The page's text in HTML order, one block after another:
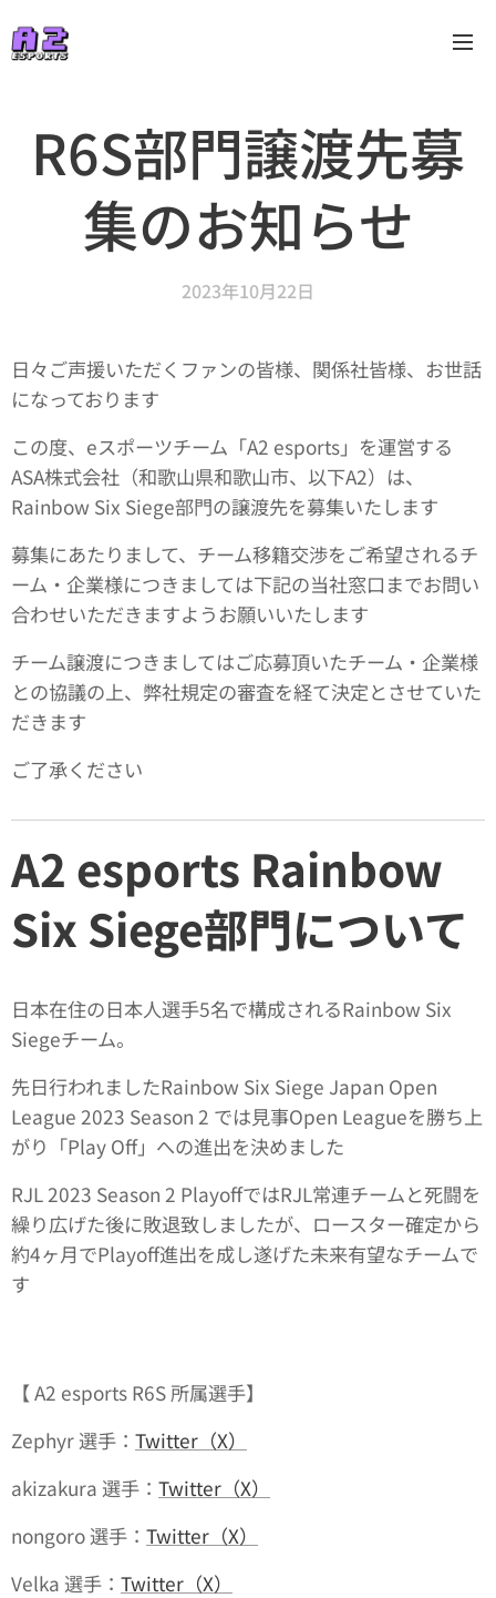
R6S部門譲渡先募
集のお知らせ
2023年10月22日
日々ご声援いただくファンの皆様、関係社皆様、お世話
になっております
この度、eスポーツチーム「A2 esports」を運営する
ASA株式会社（和歌山県和歌山市、以下A2）は、
Rainbow Six Siege部門の譲渡先を募集いたします
募集にあたりまして、チーム移籍交渉をご希望されるチ
ーム・企業様につきましては下記の当社窓口までお問い
合わせいただきますようお願いいたします
チーム譲渡につきましてはご応募頂いたチーム・企業様
との協議の上、弊社規定の審査を経て決定とさせていた
だきます
ご了承ください
A2 esports Rainbow
Six Siege部門について
日本在住の日本人選手5名で構成されるRainbow Six
Siegeチーム。
先日行われましたRainbow Six Siege Japan Open
League 2023 Season 2 では見事Open Leagueを勝ち上
がり「Play Off」への進出を決めました
RJL 2023 Season 2 PlayoffではRJL常連チームと死闘を
繰り広げた後に敗退致しましたが、ロースター確定から
約4ヶ月でPlayoff進出を成し遂げた未来有望なチームで
す
【 A2 esports R6S 所属選手】
Zephyr 選手： Twitter（X）
akizakura 選手： Twitter（X）
nongoro 選手： Twitter（X）
Velka 選手： Twitter（X）